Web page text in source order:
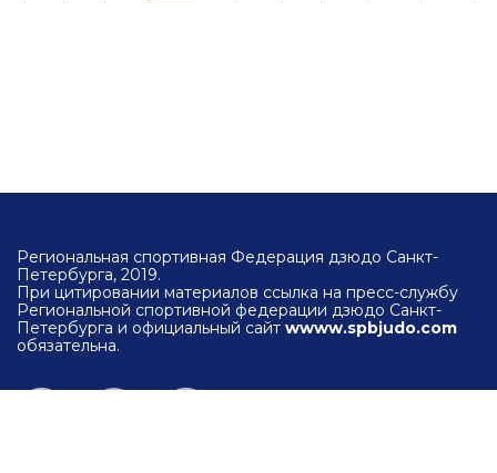
Региональная спортивная Федерация дзюдо Санкт-
Петербурга, 2019.
При цитировании материалов ссылка на пресс-службу
Региональной спортивной федерации дзюдо Санкт-
Петербурга и официальный сайт wwww.spbjudo.com
обязательна.